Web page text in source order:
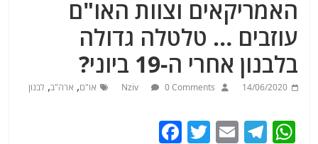
האמריקאים וצוות האו"ם
עוזבים … טלטלה גדולה
בלבנון אחרי ה-19 ביוני?
14/06/2020
Nziv 0 Comments או"ם, ארה"ב, לבנון
W
T
E
T